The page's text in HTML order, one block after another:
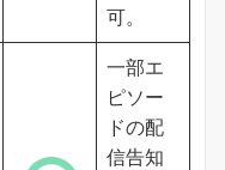
可。
一部エ
ピソー
ドの配
信告知